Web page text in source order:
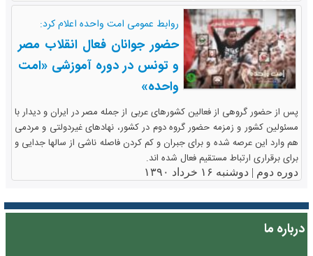
روابط عمومی امت واحده اعلام کرد:
حضور جوانان فعال انقلاب مصر
و تونس در دوره آموزشی «امت
واحده»
پس از حضور گروهی از فعالین کشورهای عربی از جمله مصر در ایران و دیدار با
مسئولین کشور و زمزمه حضور گروه دوم در کشور، نهادهای غیردولتی و مردمی
هم وارد این عرصه شده و برای جبران و کم کردن فاصله ناشی از سالها جدایی و
برای برقراری ارتباط مستقیم فعال شده اند.
دوره دوم | دوشنبه ۱۶ خرداد ۱۳۹۰
درباره ما